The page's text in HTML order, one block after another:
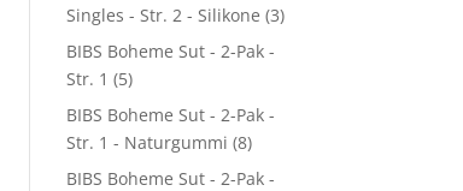
Singles - Str. 2 - Silikone (3)
BIBS Boheme Sut - 2-Pak -
Str. 1 (5)
BIBS Boheme Sut - 2-Pak -
Str. 1 - Naturgummi (8)
BIBS Boheme Sut - 2-Pak -